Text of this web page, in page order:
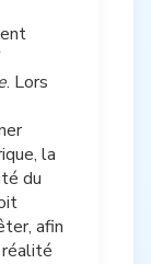
. Lors
la
du
afin